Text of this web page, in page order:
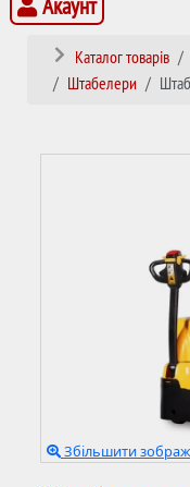
Акаунт
Каталог товарів
Штабелери
Збільшити